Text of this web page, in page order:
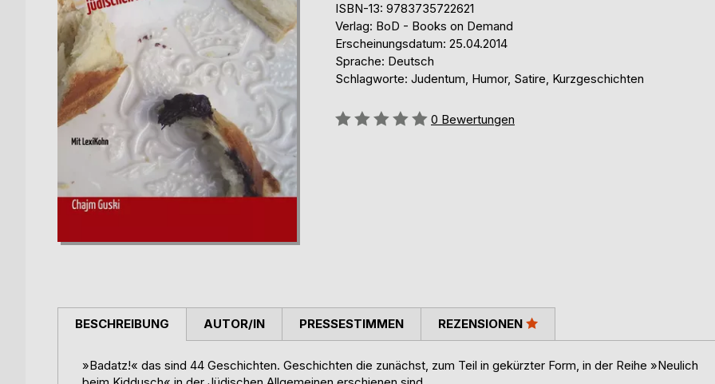
ISBN-13: 9783735722621
Verlag: BoD - Books on Demand
Erscheinungsdatum: 25.04.2014
Sprache: Deutsch
Schlagworte: Judentum, Humor, Satire, Kurzgeschichten
Bewertung::
0 Bewertungen
BESCHREIBUNG
»Badatz!« das sind 44 Geschichten. Geschichten die zunächst, zum Teil in gekürzter Form, in der Reihe »Neulich
AUTOR/IN PRESSESTIMMEN REZENSIONEN